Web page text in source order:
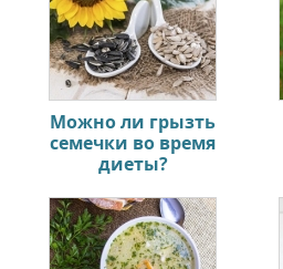
Можно ли грызть
семечки во время
диеты?